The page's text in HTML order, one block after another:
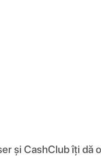
și CashClub îți dă